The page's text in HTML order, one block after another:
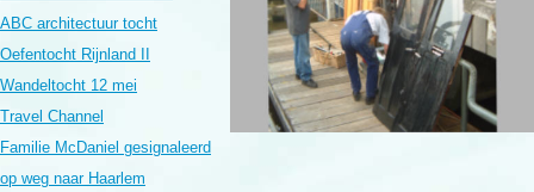
ABC architectuur tocht
Oefentocht Rijnland II
Wandeltocht 12 mei
Travel Channel
Familie McDaniel gesignaleerd
op weg naar Haarlem